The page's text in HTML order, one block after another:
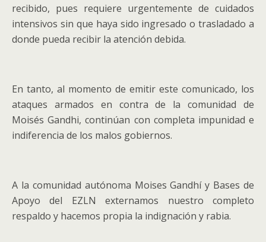
recibido, pues requiere urgentemente de cuidados
intensivos sin que haya sido ingresado o trasladado a
donde pueda recibir la atención debida.
En tanto, al momento de emitir este comunicado, los
ataques armados en contra de la comunidad de
Moisés Gandhi, continúan con completa impunidad e
indiferencia de los malos gobiernos.
A la comunidad autónoma Moises Gandhí y Bases de
Apoyo del EZLN externamos nuestro completo
respaldo y hacemos propia la indignación y rabia.